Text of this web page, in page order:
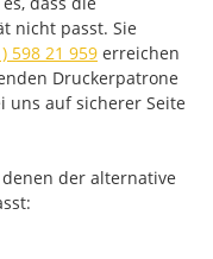
nicht passt. Sie
598 21 959 erreichen
Druckerpatrone
uns auf sicherer Seite
der alternative